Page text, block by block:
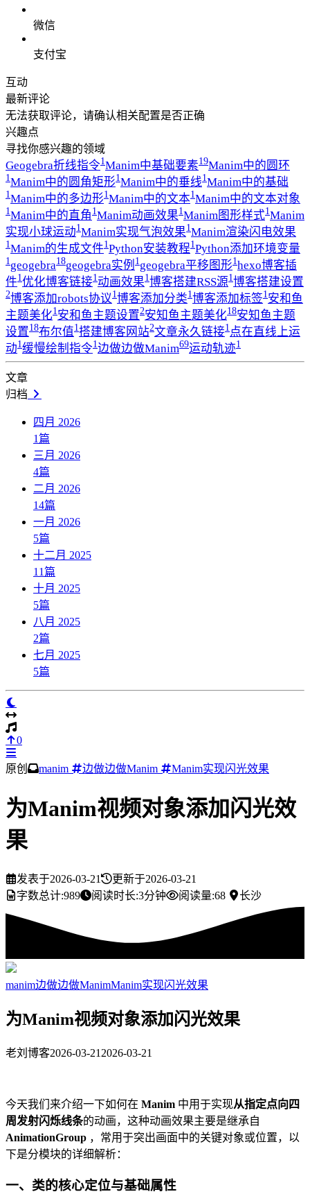
微信
支付宝
互动
最新评论
无法获取评论，请确认相关配置是否正确
兴趣点
寻找你感兴趣的领域
Geogebra折线指令1Manim中基础要素19Manim中的圆环
1Manim中的圆角矩形1Manim中的垂线1Manim中的基础
1Manim中的多边形1Manim中的文本1Manim中的文本对象
1Manim中的直角 1Manim动画效果1Manim图形样式1Manim
实现小球运动1Manim实现气泡效果1Manim渲染闪电效果
1Manim的生成文件1Python安装教程1Python添加环境变量
1geogebra18geogebra实例 1geogebra平移图形1hexo博客插
件1优化博客链接1动画效果1博客搭建RSS源1博客搭建设置
2博客添加robots协议 1博客添加分类1博客添加标签1安和鱼
主题美化1安和鱼主题设置2安知鱼主题美化18安知鱼主题
设置18布尔值1搭建博客网站2文章永久链接1点在直线上运
动1缓慢绘制指令1边做边做Manim69运动轨迹1
文章
归档
四月 2026
1篇
三月 2026
4篇
二月 2026
14篇
一月 2026
5篇
十二月 2025
11篇
十月 2025
5篇
八月 2025
2篇
七月 2025
5篇
0
原创 manim 边做边做Manim Manim实现闪光效果
为Manim视频对象添加闪光效
果
发表于2026-03-21 更新于2026-03-21
字数总计:989 阅读时长:3分钟 阅读量:68 长沙
manim边做边做ManimManim实现闪光效果
为Manim视频对象添加闪光效果
老刘博客2026-03-21 2026-03-21
今天我们来介绍一下如何在 Manim 中用于实现从指定点向四
周发射闪烁线条的动画，这种动画效果主要是继承自
AnimationGroup ，常用于突出画面中的关键对象或位置，以
下是分模块的详细解析：
一、类的核心定位与基础属性